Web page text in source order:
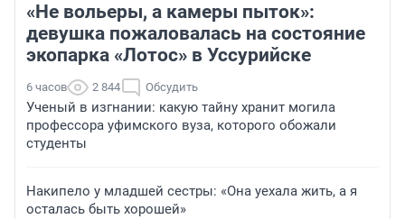
«Не вольеры, а камеры пыток»:
девушка пожаловалась на состояние
экопарка «Лотос» в Уссурийске
6 часов 2 844 Обсудить
Ученый в изгнании: какую тайну хранит могила
профессора уфимского вуза, которого обожали
студенты
Накипело у младшей сестры: «Она уехала жить, а я
осталась быть хорошей»